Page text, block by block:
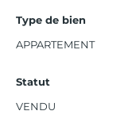
Type de bien
APPARTEMENT
Statut
VENDU